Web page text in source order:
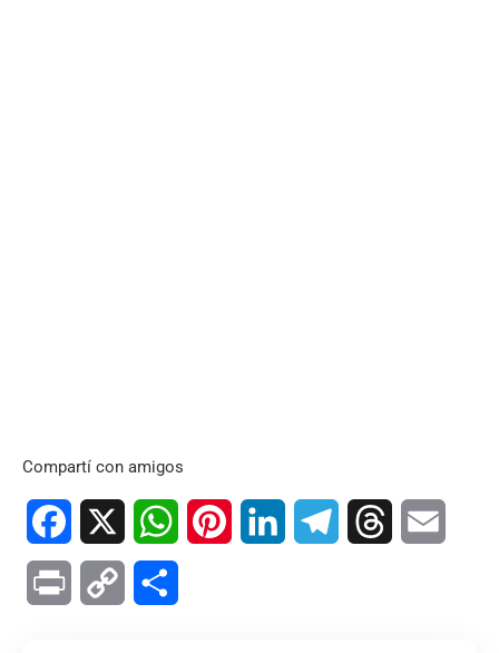
Compartí con amigos
Facebook WhatsAppPinterest LinkedIn TelegramThreads
Print Copy